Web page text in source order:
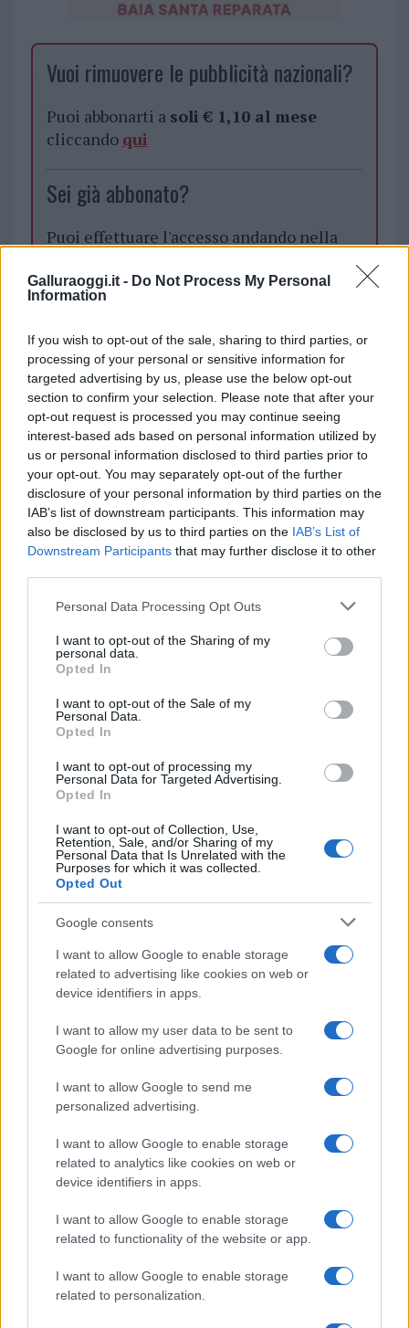
Galluraoggi.it - Do Not Process My Personal
Information
If you wish to opt-out of the sale, sharing to third parties, or
processing of your personal or sensitive information for
targeted advertising by us, please use the below opt-out
section to confirm your selection. Please note that after your
opt-out request is processed you may continue seeing
interest-based ads based on personal information utilized by
us or personal information disclosed to third parties prior to
your opt-out. You may separately opt-out of the further
disclosure of your personal information by third parties on the
IAB’s list of downstream participants. This information may
also be disclosed by us to third parties on the IAB’s List of
Downstream Participants that may further disclose it to other
Please note that this website/app uses one or more Google
not limited to your visit or usage behaviour. You may click to
grant or deny consent to Google and its third-party tags to
use your data for below specified purposes in below Google
consent section.
Personal Data Processing Opt Outs
I want to opt-out of the Sharing of my
personal data.
Opted In
I want to opt-out of the Sale of my
Personal Data.
Opted In
I want to opt-out of processing my
Personal Data for Targeted Advertising.
Opted In
I want to opt-out of Collection, Use,
Retention, Sale, and/or Sharing of my
Personal Data that Is Unrelated with the
Purposes for which it was collected.
Opted Out
Google consents
I want to allow Google to enable storage
related to advertising like cookies on web or
device identifiers in apps.
I want to allow my user data to be sent to
Google for online advertising purposes.
I want to allow Google to send me
personalized advertising.
I want to allow Google to enable storage
related to analytics like cookies on web or
device identifiers in apps.
I want to allow Google to enable storage
related to functionality of the website or app.
I want to allow Google to enable storage
related to personalization.
Vuoi rimuovere le pubblicità nazionali?
Puoi abbonarti a soli € 1,10 al mese
cliccando qui
Sei già abbonato?
Puoi effettuare l'accesso andando nella
cliccandoqui
TEMI: Lavori Arzachena
Notizie Arzachena
Piazza Risorgimento
Piazza Risorgimento Arzachena
Inviaci le tue segnalazioni,
i tuoi video e le tue foto
Su WhatsApp al numero +39
345 356 7512
Notizie in tempo reale?
GalluraOggi.it
Condividi l'articolo
F
a
ce
b
o
o
k
T
w
it
te
r
Pi
n
te
re
st
W
h
at
s
A
p
p
S
h
a
Articolo precedente
Prossimo articolo
Tre milioni di euro dalla Provincia Gallura per
nuove aule nelle scuole di Olbia
Incidente sulla provinciale 125, paura tra Olbia e
Arzachena
Incidente sulla strada provinciale ad Arzachena,
un ferito